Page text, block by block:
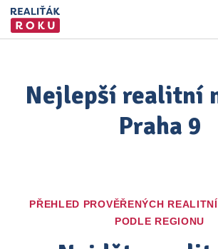
Nejlepší realitní
Praha 9
PŘEHLED PROVĚŘENÝCH
PODLE REGIONU